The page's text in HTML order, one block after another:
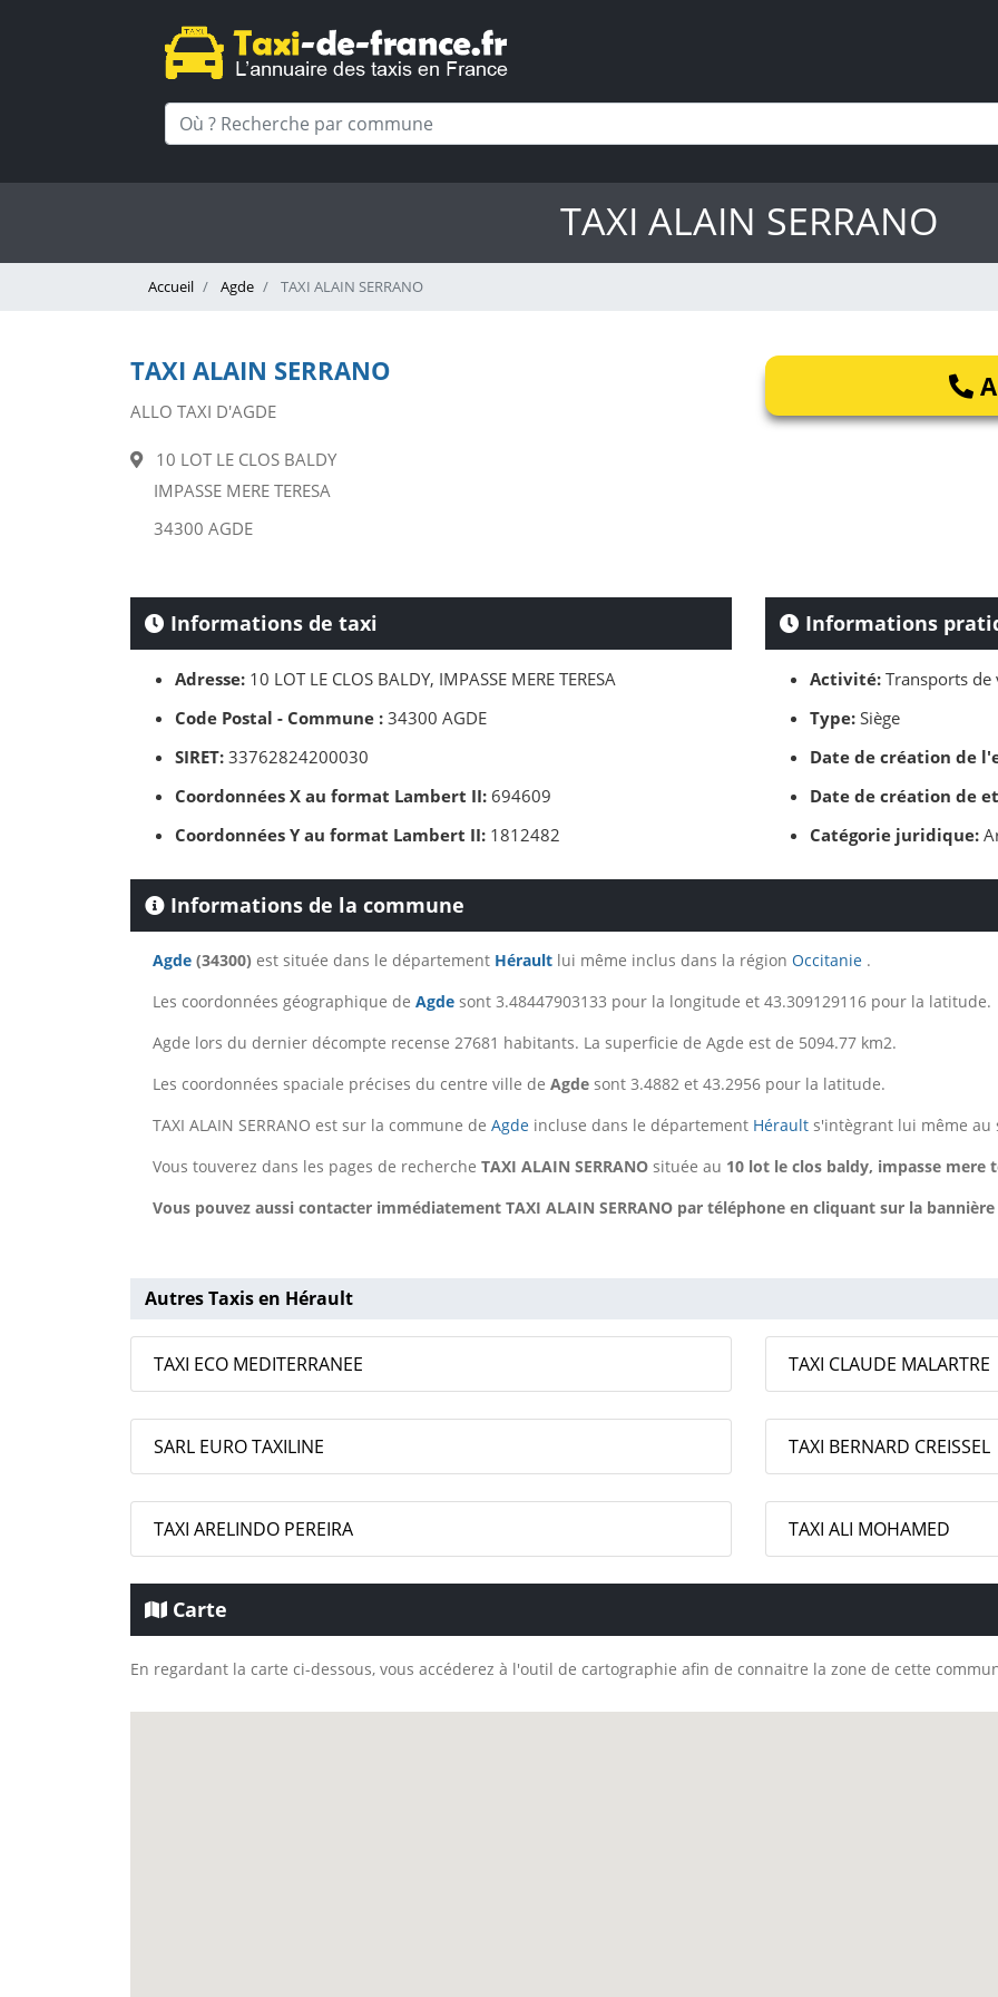
TAXI ALAIN SERRANO
Accueil Agde TAXI ALAIN SERRANO
TAXI ALAIN SERRANO
ALLO TAXI D'AGDE
10 LOT LE CLOS BALDY
IMPASSE MERE TERESA
34300 AGDE
Informations de taxi
Adresse: 10 LOT LE CLOS BALDY, IMPASSE MERE TERESA
Code Postal - Commune : 34300 AGDE
SIRET: 33762824200030
Coordonnées X au format Lambert II: 694609
Coordonnées Y au format Lambert II: 1812482
Informations
Activité: Transports de
Type: Siège
Date de création de
Date de création de
Catégorie juridique:
Informations de la commune
Agde (34300) est située dans le département Hérault lui même inclus dans la région Occitanie .
Les coordonnées géographique de Agde sont 3.48447903133 pour la longitude et 43.309129116 pour la latitude.
Agde lors du dernier décompte recense 27681 habitants. La superficie de Agde est de 5094.77 km2.
Les coordonnées spaciale précises du centre ville de Agde sont 3.4882 et 43.2956 pour la latitude.
TAXI ALAIN SERRANO est sur la commune de Agde incluse dans le département Hérault s'intègrant lui même
Vous touverez dans les pages de recherche TAXI ALAIN SERRANO située au 10 lot le clos baldy, impasse mere
Vous pouvez aussi contacter immédiatement TAXI ALAIN SERRANO par téléphone en cliquant sur la
Autres Taxis en Hérault
TAXI ECO MEDITERRANEE TAXI CLAUDE MALARTRE
SARL EURO TAXILINE TAXI BERNARD CREISSEL
TAXI ARELINDO PEREIRA TAXI ALI MOHAMED
Carte
En regardant la carte ci-dessous, vous accéderez à l'outil de cartographie afin de connaitre la zone de cette